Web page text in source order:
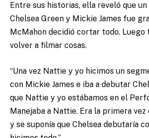
Entre sus historias, ella reveló que
Chelsea Green y Mickie James fue
McMahon decidió cortar todo. Luego
volver a filmar cosas.
“Una vez Nattie y yo hicimos un
con Mickie James e iba a debutar
que Nattie y yo estábamos en el
Manejaba a Nattie. Era la primera vez
y se suponía que Chelsea debutaría